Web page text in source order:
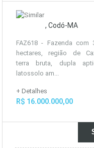
, Codó-MA
FAZ618 - Fazenda com
hectares, região de
terra bruta, dupla
latossolo am...
+ Detalhes
R$ 16.000.000,00